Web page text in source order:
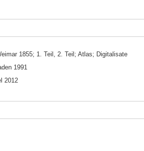
1855; 1. Teil, 2. Teil; Atlas; Digitalisate
1991
2012